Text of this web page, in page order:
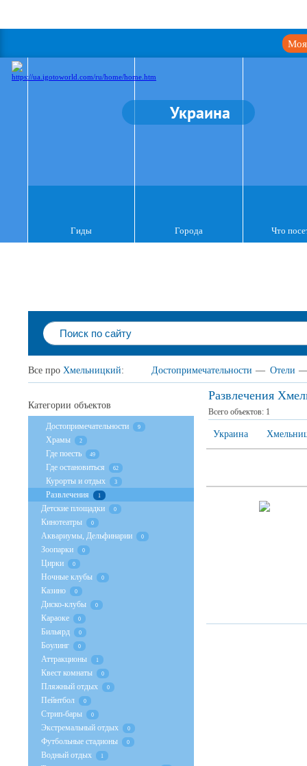
Моя
Украина
Гиды Города Что
Все про Хмельницкий: Достопримечательности — Отели
Развлечения
Всего объектов: 1
Украина
Категории объектов
Достопримечательности 9
Храмы 2
Где поесть 49
Где остановиться 62
Курорты и отдых 3
Развлечения 1
Детские площадки 0
Кинотеатры 0
Аквариумы, Дельфинарии 0
Зоопарки 0
Цирки 0
Ночные клубы 0
Казино 0
Диско-клубы 0
Караоке 0
Бильярд 0
Боулинг 0
Аттракционы 1
Квест комнаты 0
Пляжный отдых 0
Пейнтбол 0
Стрип-бары 0
Экстремальный отдых 0
Футбольные стадионы 0
Водный отдых 1